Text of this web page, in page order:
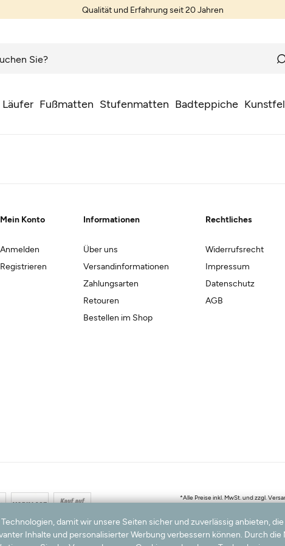
Qualität und Erfahrung seit 20 Jahren
Läufer Fußmatten Stufenmatten Badteppiche
Mein Konto
Anmelden
Registrieren
Informationen
Über uns
Versandinformationen
Zahlungsarten
Retouren
Bestellen im Shop
Rechtliches
Widerrufsrecht
Impressum
Datenschutz
AGB
*Alle Preise inkl. MwSt. und zzgl.
Wir nutzen Ihre E-Mail Adresse für werbliche
©
damit wir unsere Seiten sicher und zuverlässig anbieten,
Inhalte und personalisierter Werbung verbessern können. Durch